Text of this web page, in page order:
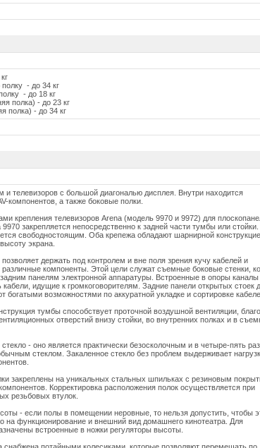
- до 34 кг
- до 18 кг
полка) - до 23 кг
полка) - до 34 кг
и телевизоров с большой диагональю дисплея. Внутри находится
компонентов, а также боковые полки.
крепления телевизоров Arena (модель 9970 и 9972) для
закрепляется непосредственно к задней части тумбы или стойки.
свободностоящим. Оба крепежа обладают шарнирной
экрана.
держать под контролем и вне поля зрения кучу кабелей и
компоненты. Этой цели служат съемные боковые стенки,
панелям электронной аппаратуры. Встроенные в опоры каналы
кабели, идущие к громкоговорителям. Задние панели открытых стоек
богатыми возможностями по аккуратной укладке и сортировке
тумбы способствует проточной воздушной вентиляции,
отверстий внизу стойки, во внутренних полках и в
- оно является практически безосколочным и в четыре-пять
стеклом. Закаленное стекло без проблем выдерживает
закреплены на уникальных стальных шпильках с резиновым
Корректировка расположения полок осуществляется при
резьбовых втулок.
- если полы в помещении неровные, то нельзя допустить, чтобы
на функционирование и внешний вид домашнего кинотеатра. Для
встроенные в ножки регуляторы высоты.